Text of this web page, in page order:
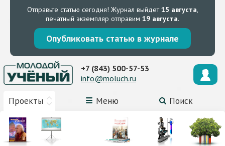
Отправьте статью сегодня! Журнал выйдет15 августа,
печатный экземпляр отправим 19 августа.
Опубликовать статью в журнале
Проекты Меню Поиск
+7 (843) 500-57-53
info@moluch.ru